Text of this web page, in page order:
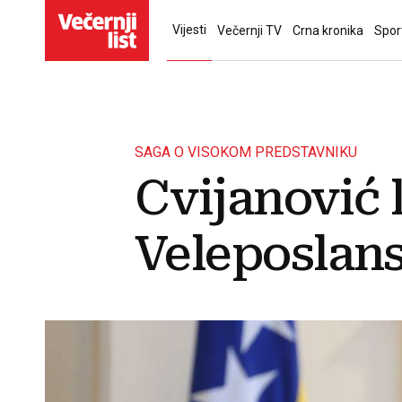
Vijesti Večernji TV Crna kronika
SAGA O VISOKOM PREDSTAVNIKU
Cvijanović